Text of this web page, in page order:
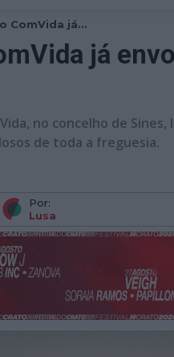
ComVida já...
já
no concelho de
de toda a freguesia.
Por:
Lusa